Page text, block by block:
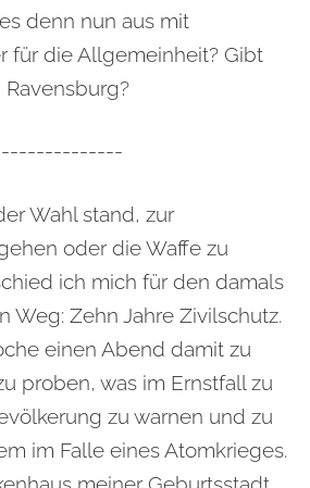
denn nun aus mit
für die Allgemeinheit? Gibt
Wahl stand, zur
oder die Waffe zu
ich mich für den damals
Weg: Zehn Jahre Zivilschutz.
einen Abend damit zu
proben, was im Ernstfall zu
zu warnen und zu
im Falle eines Atomkrieges.